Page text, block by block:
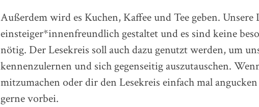
Außerdem wird es Kuchen, Kaffee und Tee geben. Unsere
einsteiger*innenfreundlich gestaltet und es sind keine
nötig. Der Lesekreis soll auch dazu genutzt werden, um
kennenzulernen und sich gegenseitig auszutauschen.
mitzumachen oder dir den Lesekreis einfach mal
gerne vorbei.